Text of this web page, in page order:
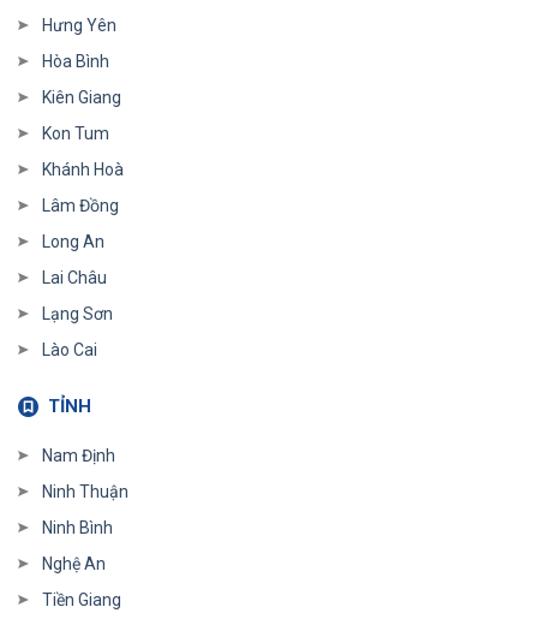
Hưng Yên
Hòa Bình
Kiên Giang
Kon Tum
Khánh Hoà
Lâm Đồng
Long An
Lai Châu
Lạng Sơn
Lào Cai
TỈNH
Nam Định
Ninh Thuận
Ninh Bình
Nghệ An
Tiền Giang